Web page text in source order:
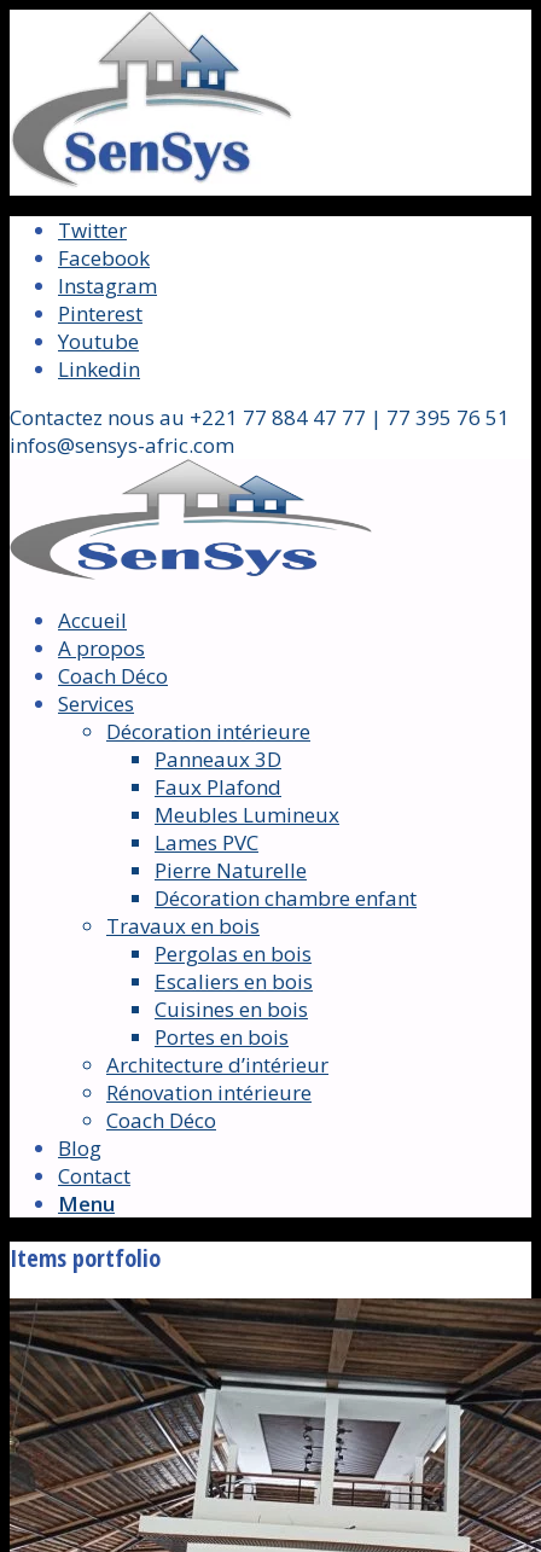
Twitter
Facebook
Instagram
Pinterest
Youtube
Linkedin
Contactez nous au +221 77 884 47 77 | 77 395 76 51
infos@sensys-afric.com
Accueil
A propos
Coach Déco
Services
Décoration intérieure
Panneaux 3D
Faux Plafond
Meubles Lumineux
Lames PVC
Pierre Naturelle
Décoration chambre enfant
Travaux en bois
Pergolas en bois
Escaliers en bois
Cuisines en bois
Portes en bois
Architecture d’intérieur
Rénovation intérieure
Coach Déco
Blog
Contact
Menu
Items portfolio